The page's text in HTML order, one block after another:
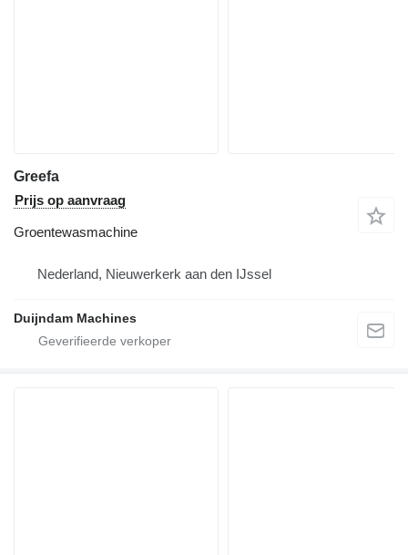
Greefa
Prijs op aanvraag
Groentewasmachine
Nederland, Nieuwerkerk aan den IJssel
Duijndam Machines